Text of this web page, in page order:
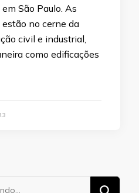
São Paulo. As
no cerne da
civil e industrial,
como edificações